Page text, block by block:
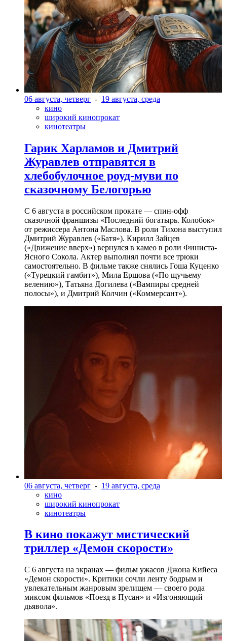
06 августа, четверг - 19 августа, среда
кино
широкий кинопрокат
кинотеатры
Гарик Харламов и Дмитрий
Журавлев отправятся в
хлебобулочное роуд-муви по
сказочному Белогорью
С 6 августа в российском прокате — спин-офф
сказочной франшизы «Последний богатырь. Колобок»
от режиссера Антона Маслова. В роли Тихона выступил
Дмитрий Журавлев («Батя»). Кирилл Зайцев
(«Движение вверх») вернулся в камео в роли Финиста-
Ясного Сокола. Актер выполнял почти все трюки
самостоятельно. В фильме также снялись Гоша Куценко
(«Турецкий гамбит»), Мила Ершова («По щучьему
велению»), Татьяна Догилева («Вампиры средней
полосы»), и Дмитрий Колчин («Коммерсант»).
06 августа, четверг - 19 августа, среда
кино
широкий кинопрокат
кинотеатры
В кино покажут мистический
триллер «Демон скорости»
С 6 августа на экранах — фильм ужасов Джона Кийеса
«Демон скорости». Критики сочли ленту бодрым и
увлекательным жанровым зрелищeм — своего рода
миксом фильмов «Поезд в Пусан» и «Изгоняющий
дьявола».